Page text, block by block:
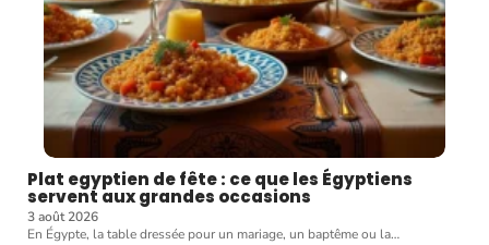
Plat egyptien de fête : ce que les Égyptiens
servent aux grandes occasions
3 août 2026
En Égypte, la table dressée pour un mariage, un baptême ou la…